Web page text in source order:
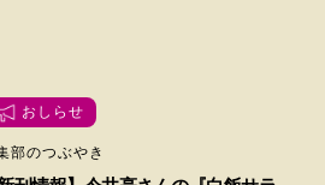
おしらせ
部のつぶやき